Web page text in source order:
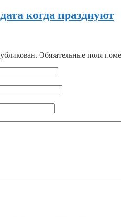
когда празднуют
Обязательные поля